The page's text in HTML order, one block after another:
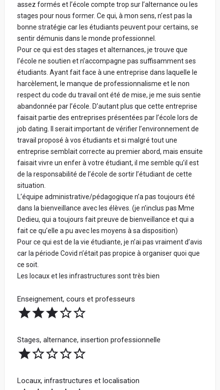
assez formés et l’école compte trop sur l’alternance ou les
stages pour nous former. Ce qui, à mon sens, n’est pas la
bonne stratégie car les étudiants peuvent pour certains, se
sentir démunis dans le monde professionnel.
Pour ce qui est des stages et alternances, je trouve que
l’école ne soutien et n’accompagne pas suffisamment ses
étudiants. Ayant fait face à une entreprise dans laquelle le
harcèlement, le manque de professionnalisme et le non
respect du code du travail ont été de mise, je me suis sentie
abandonnée par l’école. D’autant plus que cette entreprise
faisait partie des entreprises présentées par l’école lors de
job dating. Il serait important de vérifier l’environnement de
travail proposé à vos étudiants et si malgré tout une
entreprise semblait correcte au premier abord, mais ensuite
faisait vivre un enfer à votre étudiant, il me semble qu’il est
de la responsabilité de l’école de sortir l’étudiant de cette
situation.
L’équipe administrative/pédagogique n’a pas toujours été
dans la bienveillance avec les élèves. (je n’inclus pas Mme
Dedieu, qui a toujours fait preuve de bienveillance et qui a
fait ce qu’elle a pu avec les moyens à sa disposition)
Pour ce qui est de la vie étudiante, je n’ai pas vraiment d’avis
car la période Covid n’était pas propice à organiser quoi que
ce soit.
Les locaux et les infrastructures sont très bien
Enseignement, cours et professeurs
Stages, alternance, insertion professionnelle
Locaux, infrastructures et localisation